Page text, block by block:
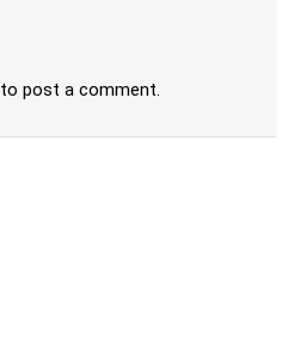
to post a comment.